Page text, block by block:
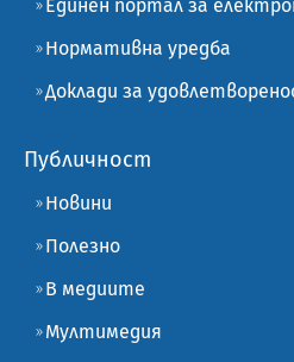
Единен портал за
Нормативна уредба
Доклади за
Публичност
Новини
Полезно
В медиите
Мултимедия